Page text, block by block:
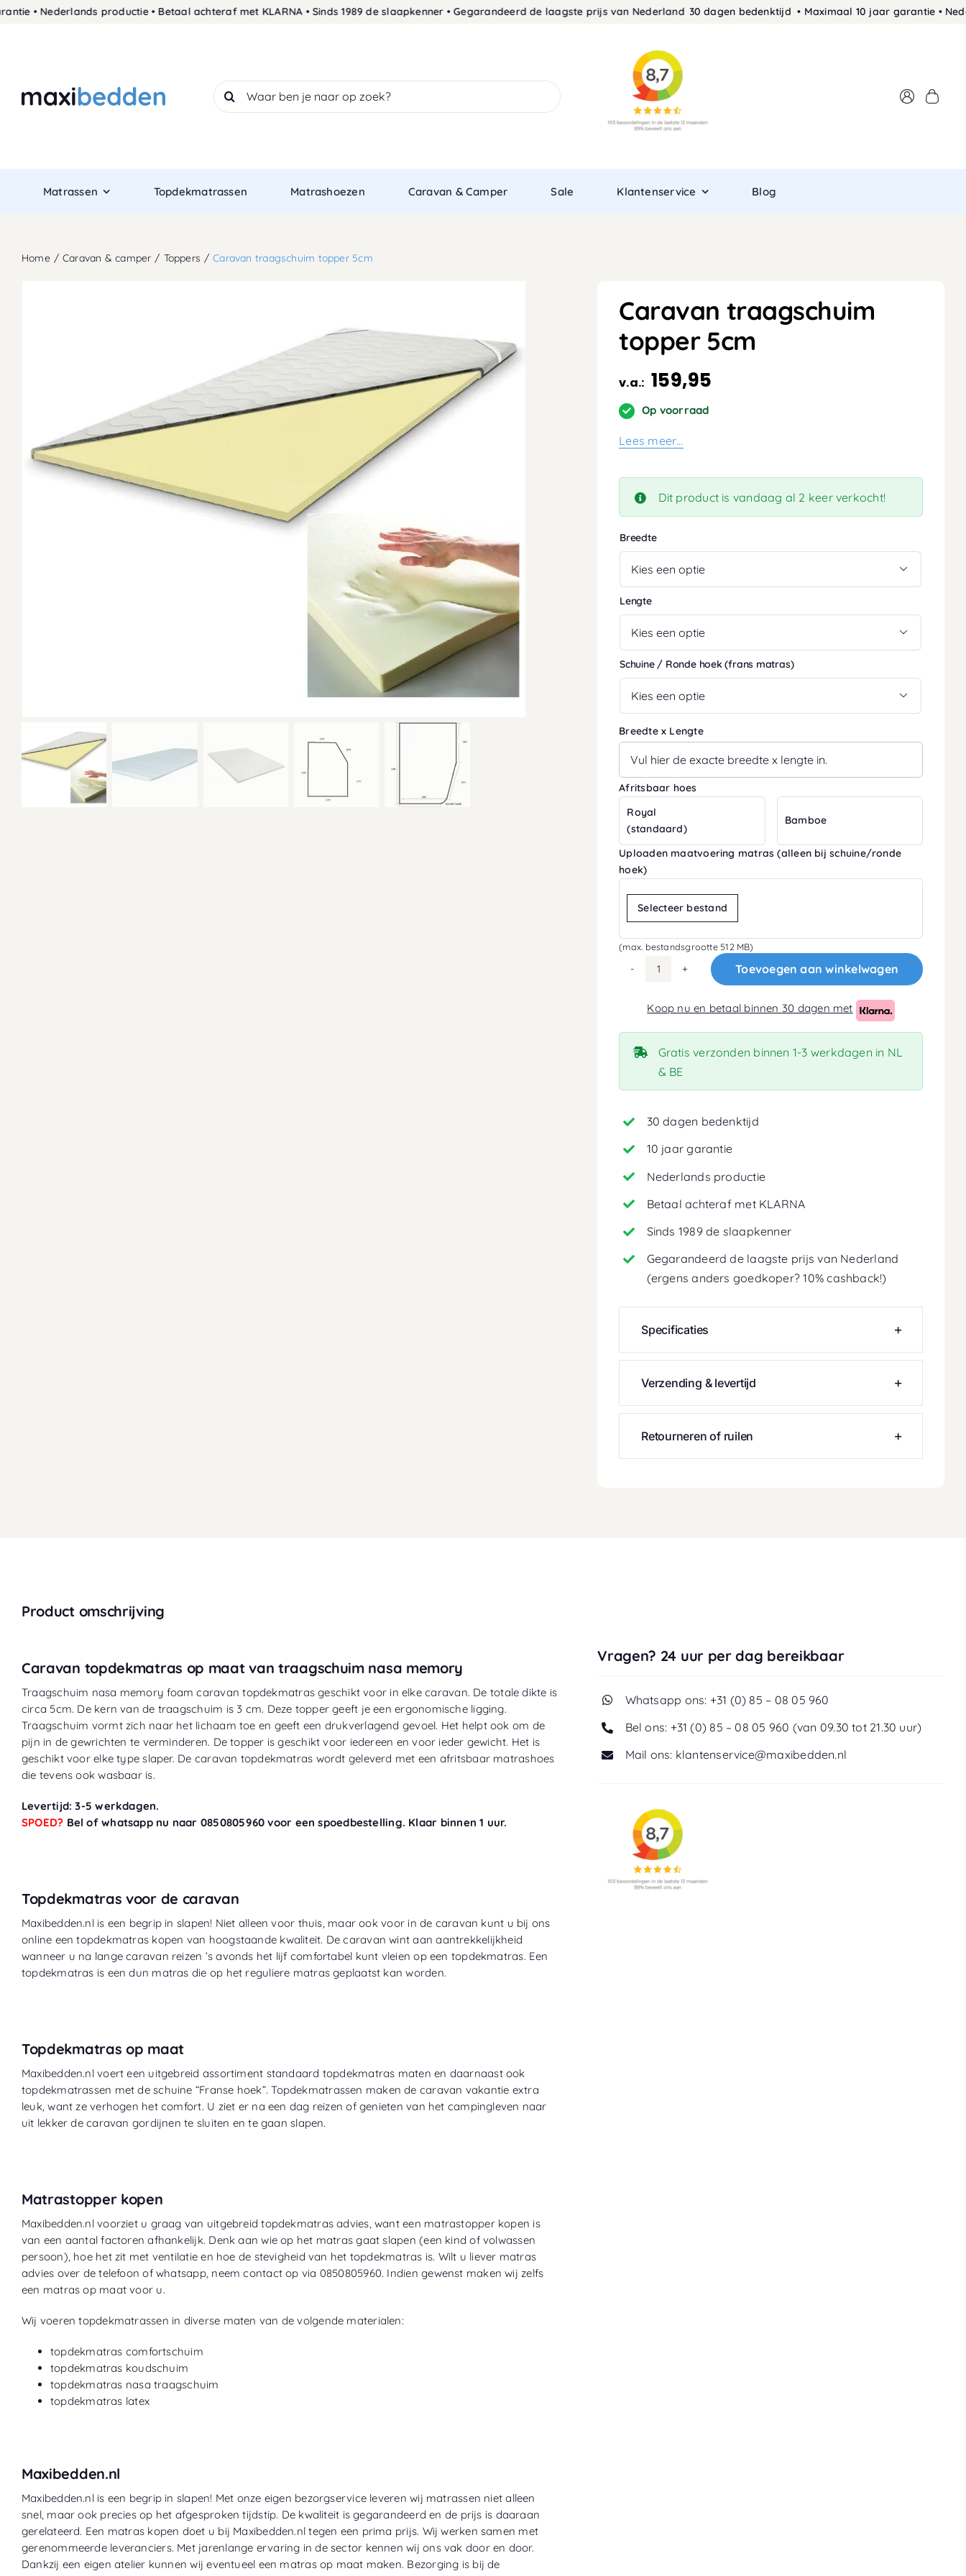
Skip
productie • Betaal achteraf met KLARNA • Sinds 1989 de slaapkenner • Gegarandeerd de laagste prijs van Nederland 30 dagen bedenktijd • Maximaal 10 jaar garantie •
for:
Matrassen Topdekmatrassen Matrashoezen Caravan & Camper Sale Klantenservice Blog
Home Caravan & camper Toppers Caravan traagschuim topper 5cm
Caravan traagschuim
topper 5cm
v.a.: 159,95
Op voorraad
Lees meer…
Dit product is vandaag al 2 keer verkocht!
Breedte

Lengte

Schuine / Ronde hoek (frans matras)

Breedte x Lengte
Afritsbaar hoes
Royal
(standaard)
Bamboe
Uploaden maatvoering matras (alleen bij schuine/ronde
hoek)
Selecteer bestand
(max. bestandsgrootte 512 MB)
Caravan
topper
Toevoegen aan winkelwagen
Koop nu en betaal binnen 30 dagen met
Gratis verzonden binnen 1-3 werkdagen in NL
& BE
30 dagen bedenktijd
10 jaar garantie
Nederlands productie
Betaal achteraf met KLARNA
Sinds 1989 de slaapkenner
Gegarandeerd de laagste prijs van Nederland
(ergens anders goedkoper? 10% cashback!)
Specificaties
Verzending & levertijd
Retourneren of ruilen
Product omschrijving
Caravan topdekmatras op maat van traagschuim nasa memory
Traagschuim nasa memory foam caravan topdekmatras geschikt voor in elke caravan. De totale dikte is
circa 5cm. De kern van de traagschuim is 3 cm. Deze topper geeft je een ergonomische ligging.
Traagschuim vormt zich naar het lichaam toe en geeft een drukverlagend gevoel. Het helpt ook om de
pijn in de gewrichten te verminderen. De topper is geschikt voor iedereen en voor ieder gewicht. Het is
geschikt voor elke type slaper. De caravan topdekmatras wordt geleverd met een afritsbaar matrashoes
die tevens ook wasbaar is.
Levertijd: 3-5 werkdagen.
SPOED? Bel of whatsapp nu naar 0850805960 voor een spoedbestelling. Klaar binnen 1 uur.
Topdekmatras voor de caravan
Maxibedden.nl is een begrip in slapen! Niet alleen voor thuis, maar ook voor in de caravan kunt u bij ons
online een topdekmatras kopen van hoogstaande kwaliteit. De caravan wint aan aantrekkelijkheid
wanneer u na lange caravan reizen ’s avonds het lijf comfortabel kunt vleien op een topdekmatras. Een
topdekmatras is een dun matras die op het reguliere matras geplaatst kan worden.
Topdekmatras op maat
Maxibedden.nl voert een uitgebreid assortiment standaard topdekmatras maten en daarnaast ook
topdekmatrassen met de schuine “Franse hoek”. Topdekmatrassen maken de caravan vakantie extra
leuk, want ze verhogen het comfort. U ziet er na een dag reizen of genieten van het campingleven naar
uit lekker de caravan gordijnen te sluiten en te gaan slapen.
Matrastopper kopen
Maxibedden.nl voorziet u graag van uitgebreid topdekmatras advies, want een matrastopper kopen is
van een aantal factoren afhankelijk. Denk aan wie op het matras gaat slapen (een kind of volwassen
persoon), hoe het zit met ventilatie en hoe de stevigheid van het topdekmatras is. Wilt u liever matras
advies over de telefoon of whatsapp, neem contact op via 0850805960. Indien gewenst maken wij zelfs
een matras op maat voor u.
Wij voeren topdekmatrassen in diverse maten van de volgende materialen:
topdekmatras comfortschuim
topdekmatras koudschuim
topdekmatras nasa traagschuim
topdekmatras latex
Maxibedden.nl
Maxibedden.nl is een begrip in slapen! Met onze eigen bezorgservice leveren wij matrassen niet alleen
snel, maar ook precies op het afgesproken tijdstip. De kwaliteit is gegarandeerd en de prijs is daaraan
gerelateerd. Een matras kopen doet u bij Maxibedden.nl tegen een prima prijs. Wij werken samen met
gerenommeerde leveranciers. Met jarenlange ervaring in de sector kennen wij ons vak door en door.
Dankzij een eigen atelier kunnen wij eventueel een matras op maat maken. Bezorging is bij de
Vragen? 24 uur per dag bereikbaar
Whatsapp ons: +31 (0) 85 – 08 05 960
Bel ons: +31 (0) 85 – 08 05 960 (van 09.30 tot 21.30 uur)
Mail ons: klantenservice@maxibedden.nl